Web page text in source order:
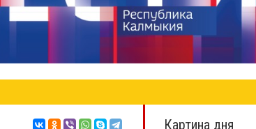
Картина дня